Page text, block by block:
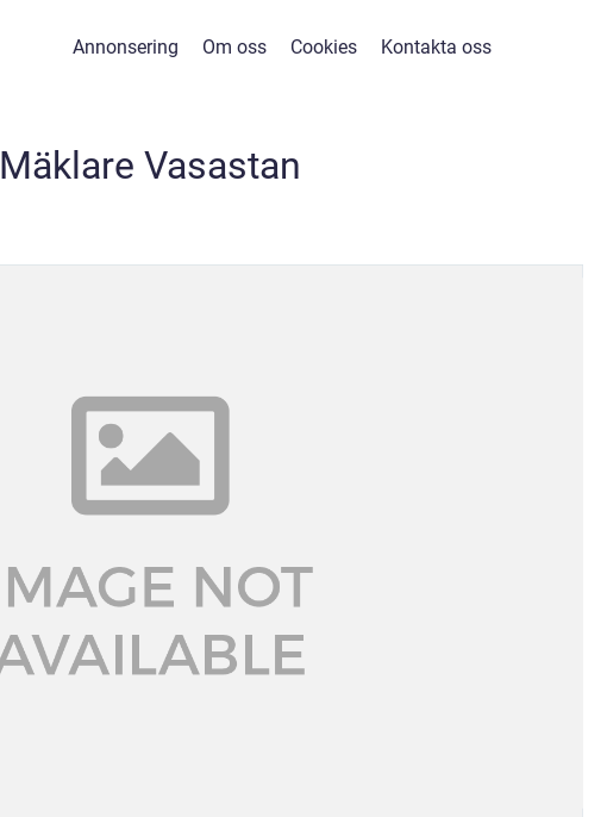
Annonsering Om oss Cookies Kontakta oss
Mäklare Vasastan